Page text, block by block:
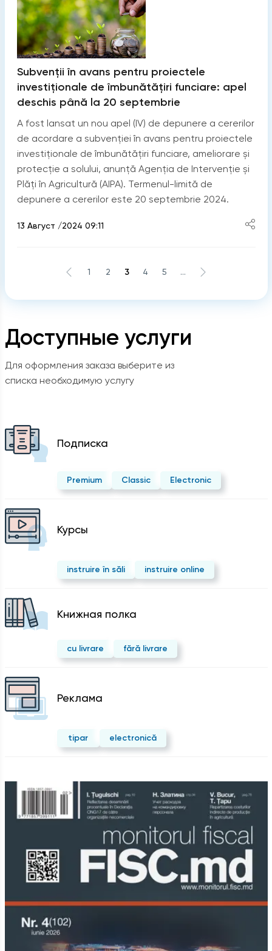
Доступные услуги
Для оформления заказа выберите из
списка необходимую услугу
Подписка
Premium Classic Electronic
Курсы
instruire în săli instruire online
Kнижная полка
cu livrare fără livrare
Реклама
tipar electronică
Subvenții în avans pentru proiectele
investiționale de îmbunătățiri funciare: apel
deschis până la 20 septembrie
A fost lansat un nou apel (IV) de depunere a cererilor
de acordare a subvenției în avans pentru proiectele
investiționale de îmbunătățiri funciare, ameliorare și
protecție a solului, anunță Agenția de Intervenție și
Plăți în Agricultură (AIPA). Termenul-limită de
depunere a cererilor este 20 septembrie 2024.
13 Август /2024 09:11
1 2 3 4 5 ...